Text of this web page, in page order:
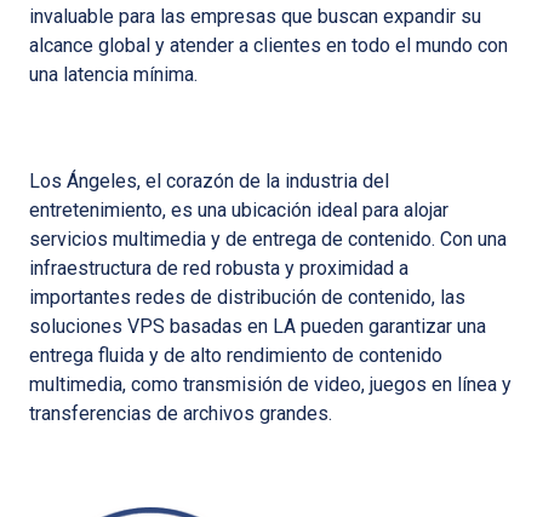
invaluable para las empresas que buscan expandir su
alcance global y atender a clientes en todo el mundo con
una latencia mínima.
Los Ángeles, el corazón de la industria del
entretenimiento, es una ubicación ideal para alojar
servicios multimedia y de entrega de contenido. Con una
infraestructura de red robusta y proximidad a
importantes redes de distribución de contenido, las
soluciones VPS basadas en LA pueden garantizar una
entrega fluida y de alto rendimiento de contenido
multimedia, como transmisión de video, juegos en línea y
transferencias de archivos grandes.